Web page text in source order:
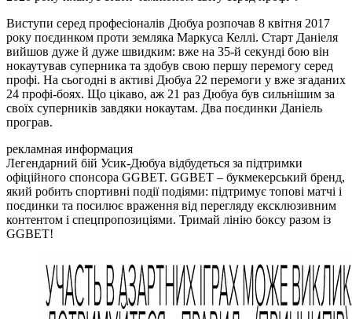
Виступи серед професіоналів Дюбуа розпочав 8 квітня 2017
року поєдинком проти земляка Маркуса Келлі. Старт Даніеля
вийшов дуже й дуже швидким: вже на 35-й секунді бою він
нокаутував суперника та здобув свою першу перемогу серед
профі. На сьогодні в активі Дюбуа 22 перемоги у вже згаданих
24 профі-боях. Що цікаво, аж 21 раз Дюбуа був сильнішим за
своїх суперників завдяки нокаутам. Два поєдинки Даніель
програв.
рекламная информация
Легендарний бій Усик-Дюбуа відбудеться за підтримки
офіційного спонсора GGBET. GGBET – букмекерський бренд,
який робить спортивні події подіями: підтримує топові матчі і
поєдинки та посилює враження від перегляду ексклюзивним
контентом і спецпропозиціями. Тримай лінію боксу разом із
GGBET!